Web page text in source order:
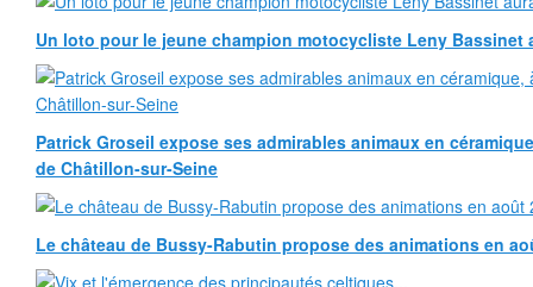
Un loto pour le jeune champion motocycliste Leny Bassinet
Patrick Groseil expose ses admirables animaux en
de Châtillon-sur-Seine
Le château de Bussy-Rabutin propose des animations en